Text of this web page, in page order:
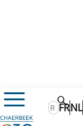
FRNL
Actualités
Les maisons
Les